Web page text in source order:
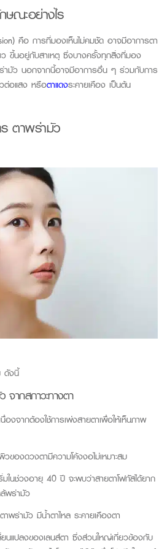
ณะอย่างไร
คือ การที่มองเห็นไม่คมชัด อาจมีอาการตา
ขึ้นอยู่กับสาเหตุ ซึ่งบางครั้งทุกสิ่งที่มอง
ามัว นอกจากนี้อาจมีอาการอื่น ๆ ร่วมกับการ
ต่อแสง หรือตาแดงระคายเคือง เป็นต้น
ร ตาพร่ามัว
ดังนี้
จากสภาวะทางตา
องจากต้องใช้การเพ่งสายตาเพื่อให้เห็นภาพ
องดวงตามีความโค้งงอไม่เหมาะสม
มในช่วงอายุ 40 ปี จะพบว่าสายตาโฟกัสได้ยาก
ล้พร่ามัว
พร่ามัว มีน้ำตาไหล ระคายเคืองตา
ยนแปลงของเลนส์ตา ซึ่งส่วนใหญ่เกี่ยวข้องกับ